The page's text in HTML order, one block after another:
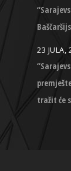
23 JULA,
tražit će